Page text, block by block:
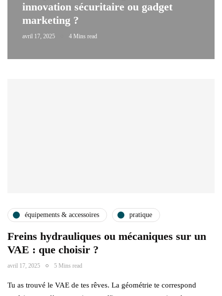
innovation sécuritaire ou gadget
marketing ?
avril 17, 2025 4 Mins read
équipements & accessoires pratique
Freins hydrauliques ou mécaniques sur un
VAE : que choisir ?
avril 17, 2025 5 Mins read
Tu as trouvé le VAE de tes rêves. La géométrie te correspond